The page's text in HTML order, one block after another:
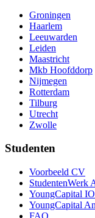
Groningen
Haarlem
Leeuwarden
Leiden
Maastricht
Mkb Hoofddorp
Nijmegen
Rotterdam
Tilburg
Utrecht
Zwolle
Studenten
Voorbeeld CV
StudentenWerk
YoungCapital
YoungCapital
FAQ